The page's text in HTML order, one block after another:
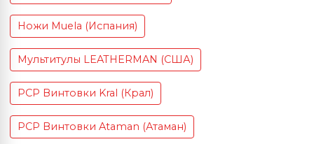
Ножи Muela (Испания)
Мультитулы LEATHERMAN (США)
PCP Винтовки Kral (Крал)
PCP Винтовки Ataman (Атаман)